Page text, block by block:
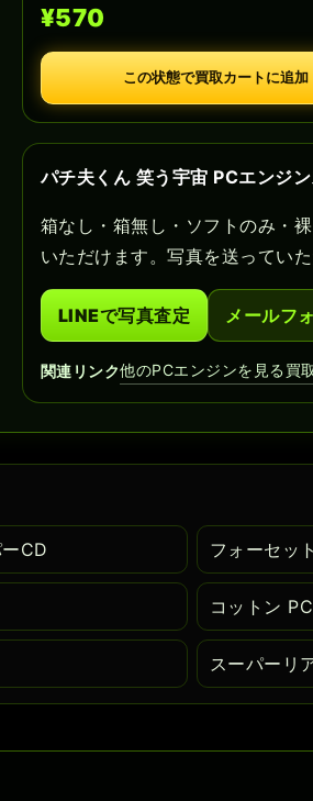
¥570
この状態で買取カートに追加
パチ夫くん 笑う宇宙 PCエンジ
箱なし・箱無し・ソフトのみ・
いただけます。写真を送ってい
LINEで写真査定 メールフ
関連リンク他のPCエンジンを見る買
CD フォーセッ
コットン
スーパーリ